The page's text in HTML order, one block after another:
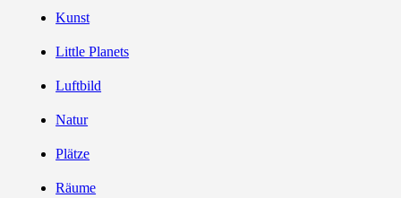
Kunst
Little Planets
Luftbild
Natur
Plätze
Räume